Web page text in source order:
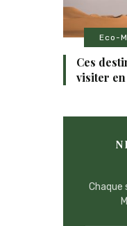
Eco-
Ces
visiter
Chaque